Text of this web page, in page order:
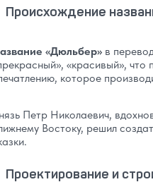
Происхождение
«Дюльбер» в
«красивый», что
которое
Петр Николаевич,
Востоку, решил
Проектирование и